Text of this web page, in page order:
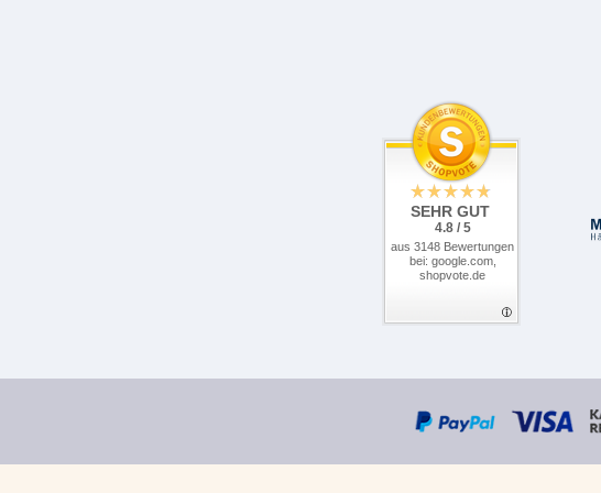
SEHR GUT
4.8 / 5
aus 3148 Bewertungen
bei: google.com,
shopvote.de